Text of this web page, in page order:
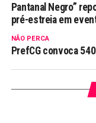
Pantanal Negro”
pré-estreia em
NÃO PERCA
PrefCG convoca